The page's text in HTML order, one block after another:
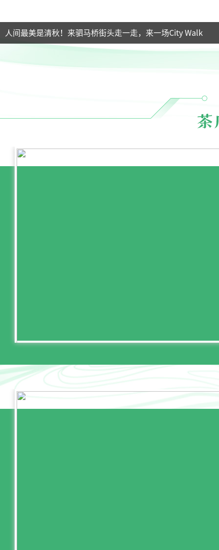
人间最美是清秋！来驷马桥街头走一走，来一场City Walk